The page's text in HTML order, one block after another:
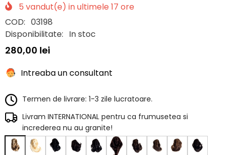
5 vandut(e) in ultimele 17 ore
COD: 03198
Disponibilitate: In stoc
280,00 lei
Intreaba un consultant
Termen de livrare: 1-3 zile lucratoare.
Livram INTERNATIONAL pentru ca frumusetea si
increderea nu au granite!